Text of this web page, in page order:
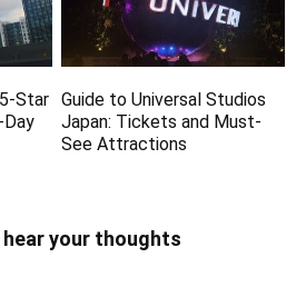
Star Guide to Universal Studios
Japan: Tickets and Must-
See Attractions
hear your thoughts